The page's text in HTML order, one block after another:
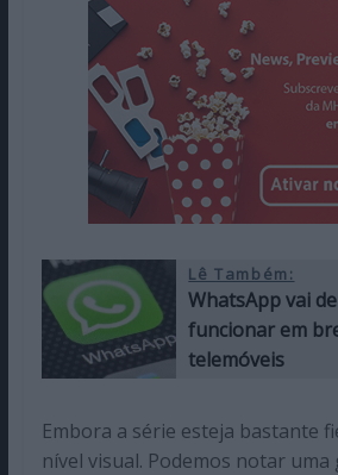
Lê Também:
WhatsApp vai
funcionar em
telemóveis
Embora a série esteja bastante
nível visual. Podemos notar